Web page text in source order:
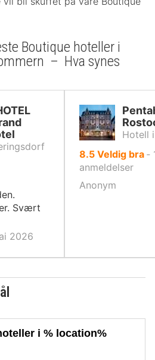
Boutique hoteller i
– Hva synes
Svært
2026
Hotell
8.5av
10,
Veldig bra ‐
anmeldelser
Anonym
i % location%